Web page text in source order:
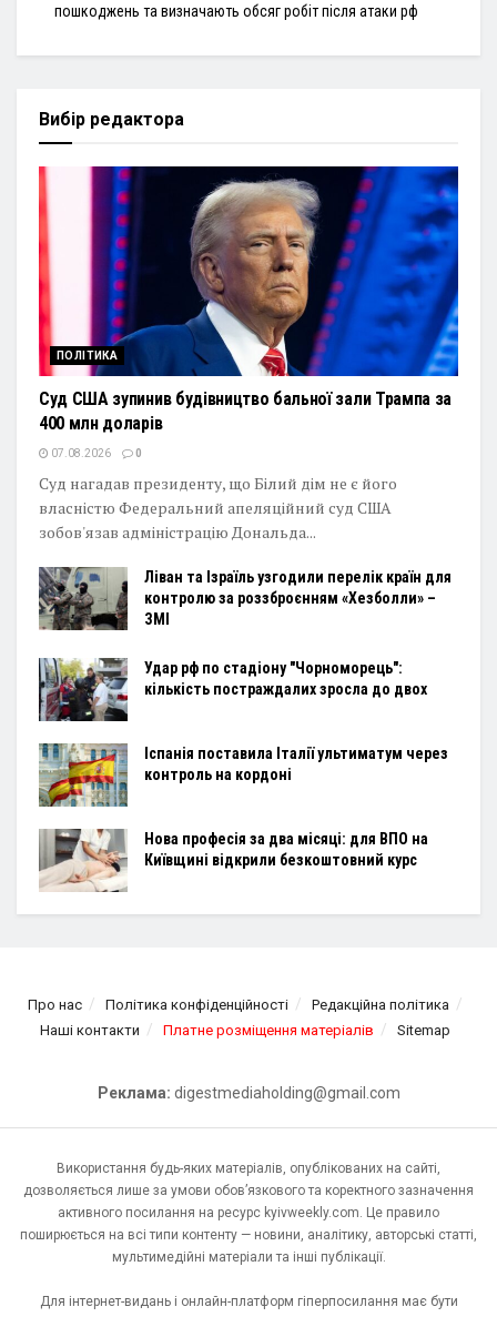
пошкоджень та визначають обсяг робіт після атаки рф
Вибір редактора
ПОЛІТИКА
Суд США зупинив будівництво бальної зали Трампа за
400 млн доларів
07.08.2026 0
Суд нагадав президенту, що Білий дім не є його
власністю Федеральний апеляційний суд США
зобов'язав адміністрацію Дональда...
Ліван та Ізраїль узгодили перелік країн для
контролю за роззброєнням «Хезболли» –
ЗМІ
Удар рф по стадіону "Чорноморець":
кількість постраждалих зросла до двох
Іспанія поставила Італії ультиматум через
контроль на кордоні
Нова професія за два місяці: для ВПО на
Київщині відкрили безкоштовний курс
Про нас Політика конфіденційності
Редакційна політика
Наші контакти
Платне розміщення матеріалів Sitemap
Реклама: digestmediaholding@gmail.com
Використання будь-яких матеріалів, опублікованих на сайті,
дозволяється лише за умови обов’язкового та коректного зазначення
активного посилання на ресурс kyivweekly.com. Це правило
поширюється на всі типи контенту — новини, аналітику, авторські статті,
мультимедійні матеріали та інші публікації.
Для інтернет-видань і онлайн-платформ гіперпосилання має бути